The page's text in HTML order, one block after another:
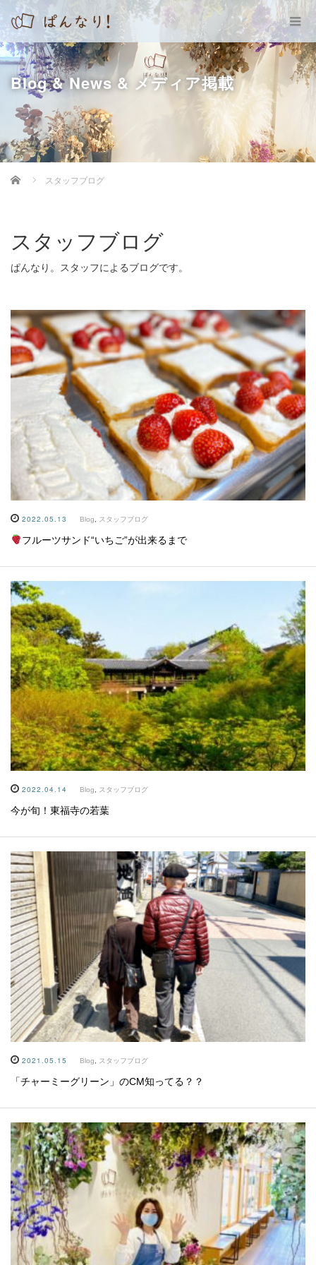
Blog & News & メディア掲載
Home スタッフブログ
スタッフブログ
ぱんなり。スタッフによるブログです。
2022.05.13 Blog スタッフブログ
フルーツサンド“いちご”が出来るまで
2022.04.14 Blog, スタッフブログ
今が旬！東福寺の若葉
2021.05.15 Blog スタッフブログ
「チャーミーグリーン」のCM知ってる？？